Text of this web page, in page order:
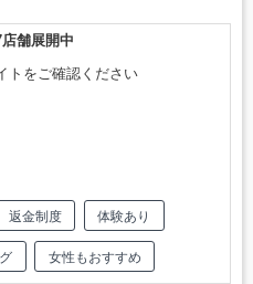
舗展開中
トをご確認ください
返金制度 体験あり
女性もおすすめ